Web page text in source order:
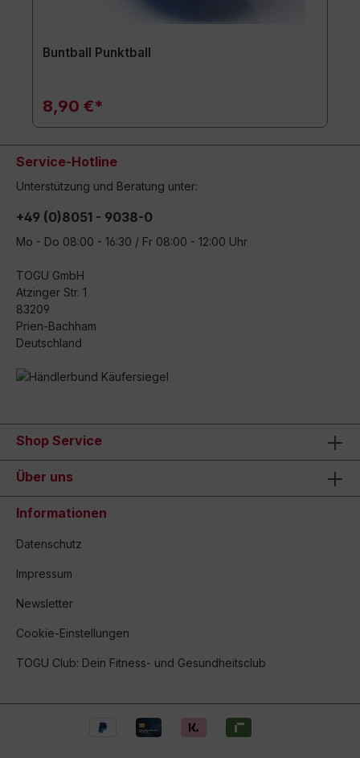
Buntball Punktball
8,90 €*
Service-Hotline
Unterstützung und Beratung unter:
+49 (0)8051 - 9038-0
Mo - Do 08:00 - 16:30 / Fr 08:00 - 12:00 Uhr
TOGU GmbH
Atzinger Str. 1
83209
Prien-Bachham
Deutschland
Shop Service
Über uns
Informationen
Datenschutz
Impressum
Newsletter
Cookie-Einstellungen
TOGU Club: Dein Fitness- und Gesundheitsclub